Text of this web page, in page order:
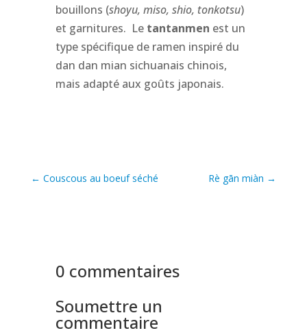
bouillons (shoyu, miso, shio, tonkotsu)
et garnitures. Le tantanmen est un
type spécifique de ramen inspiré du
dan dan mian sichuanais chinois,
mais adapté aux goûts japonais.
← Couscous au boeuf séché Rè gān miàn →
0 commentaires
Soumettre un
commentaire